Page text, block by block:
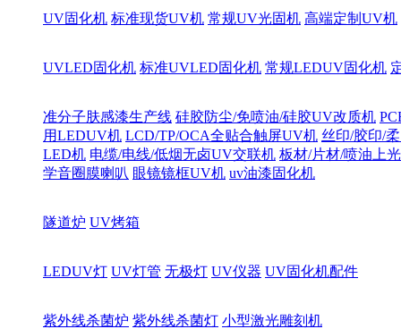
UV固化机 标准现货UV机 常规UV光固机 高端定制UV机
UVLED固化机 标准UVLED固化机 常规LEDUV固化机
准分子肤感漆生产线 硅胶防尘/免喷油/硅胶UV改质机
用LEDUV机 LCD/TP/OCA全贴合触屏UV机 丝印/胶印/
LED机 电缆/电线/低烟无卤UV交联机 板材/片材/喷油上
学音圈膜喇叭 眼镜镜框UV机 uv油漆固化机
隧道炉 UV烤箱
LEDUV灯 UV灯管 无极灯 UV仪器 UV固化机配件
紫外线杀菌炉 紫外线杀菌灯 小型激光雕刻机